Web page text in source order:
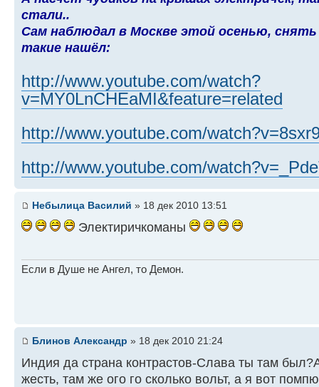
стали..
Сам наблюдал в Москве этой осенью, снять
такие нашёл:
http://www.youtube.com/watch?
v=MY0LnCHEaMI&feature=related
http://www.youtube.com/
http://www.youtube.com/
Небылица Василий » 18 дек 2010 13:51
Электиричкоманы
Если в Душе не Ангел, то Демон.
Блинов Александр » 18 дек 2010 21:24
Индия да страна контрастов-Слава ты там
жесть, там же ого го сколько вольт, а я вот